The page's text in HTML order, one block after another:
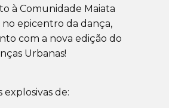
à Comunidade Maiata
epicentro da dança,
com a nova edição do
Urbanas!
de: